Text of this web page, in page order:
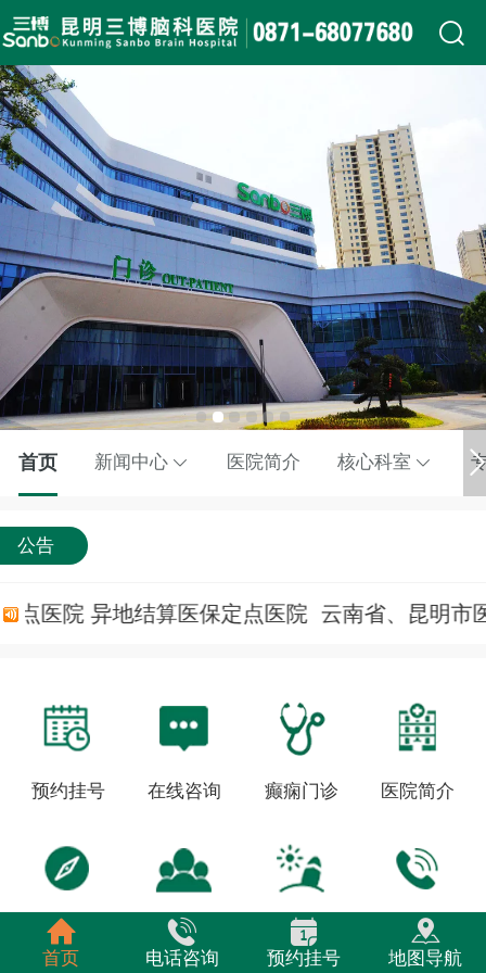
首页 新闻中心 医院简介 核心科室
公告
点医院 异地结算医保定点医院 云南省、昆明市
预约挂号 在线咨询 癫痫门诊 医院简介
就诊指南 三博云医 健康科普
服务反馈
首页
电话咨询 预约挂号 地图导航